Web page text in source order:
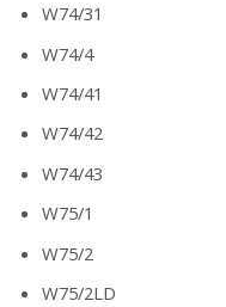
W74/31
W74/4
W74/41
W74/42
W74/43
W75/1
W75/2
W75/2LD